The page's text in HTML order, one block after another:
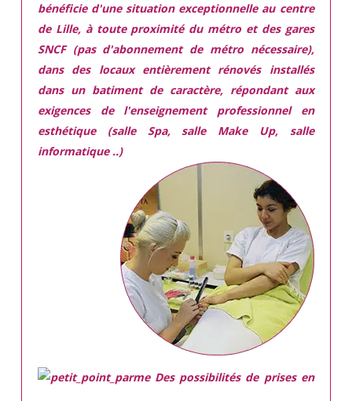
bénéficie d'une situation exceptionnelleau centre
de Lille, à toute proximité du métro et des gares
SNCF (pas d'abonnement de métro nécessaire),
dans des locaux entièrement rénovés installés
dans un batiment de caractère, répondant aux
exigencesde l'enseignement professionnel en
esthétique (salle Spa, salle Make Up, salle
informatique ..)
Des possibilités de prises en